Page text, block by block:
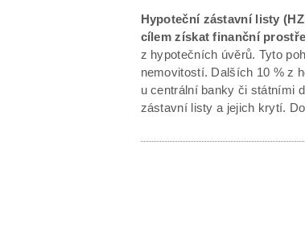
Hypoteční zástavní listy
cílem získat finanční
z hypotečních úvěrů. Tyto
nemovitostí. Dalších 10 % z
u centrální banky či státními
zástavní listy a jejich krytí.